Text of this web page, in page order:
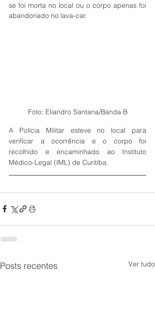
se foi morta no local ou o corpo apenas foi
abandonado no lava-car.
Foto: Eliandro Santana/Banda B
A Polícia Militar esteve no local para
verificar a ocorrência e o corpo foi
recolhido e encaminhado ao Instituto
Médico-Legal (IML) de Curitiba.
Posts recentes Ver tudo